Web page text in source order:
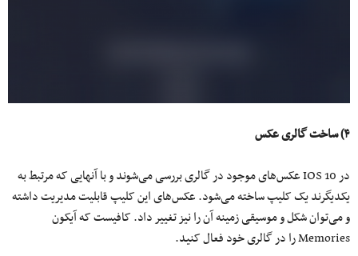
۴) ساخت گالری عکس
در IOS 10 عکس‌های موجود در گالری بررسی می‌شوند و با آنهایی که مرتبط به
یکدیگرند یک کلیپ ساخته می‌شود. عکس‌های این کلیپ قابلیت مدیریت داشته
و می‌توان شکل و موسیقی زمینه آن را نیز تغییر داد. کافیست که آیکون
Memories را در گالری خود فعال کنید.